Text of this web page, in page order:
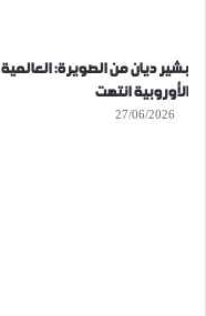
بشير ديان من الصويرة: العالمية
الأوروبية انتهت
27/06/2026